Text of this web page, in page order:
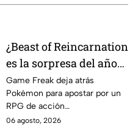
¿Beast of Reincarnation
es la sorpresa del año? |
AZE Review
Game Freak deja atrás
Pokémon para apostar por un
RPG de acción
completamente diferente.
06 agosto, 2026